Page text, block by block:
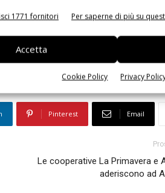
1771 fornitori Per saperne di più su
Accetta
Cookie Policy Privacy
Pinterest Email
Le cooperative La Primavera e
aderiscono ad